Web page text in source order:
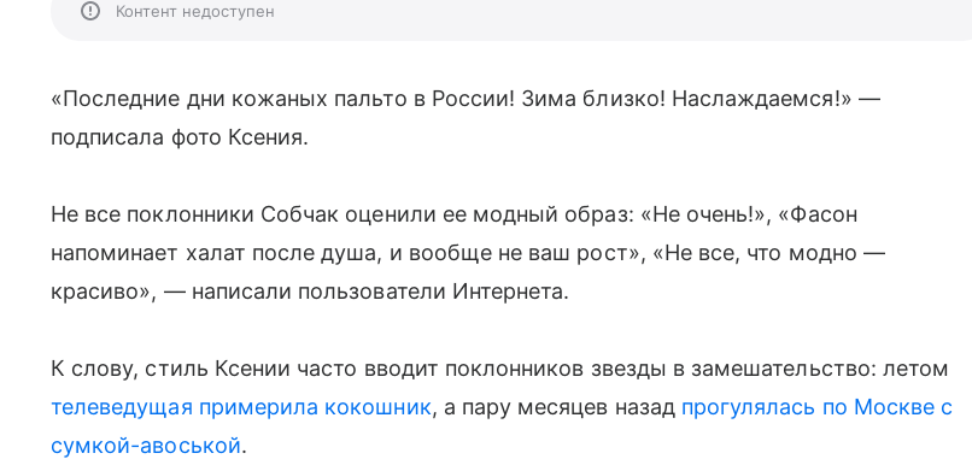
Контент недоступен
«Последние дни кожаных пальто в России! Зима близко! Наслаждаемся!» —
подписала фото Ксения.
Не все поклонники Собчак оценили ее модный образ: «Не очень!», «Фасон
напоминает халат после душа, и вообще не ваш рост», «Не все, что модно —
красиво», — написали пользователи Интернета.
К слову, стиль Ксении часто вводит поклонников звезды в замешательство: летом
телеведущая примерила кокошник, а пару месяцев назад прогулялась по Москве с
сумкой-авоськой.